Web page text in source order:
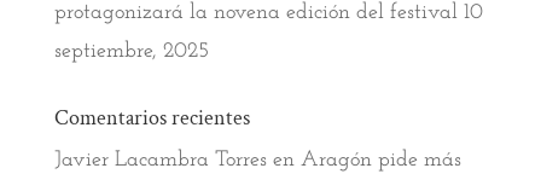
protagonizará la novena edición del festival 10
septiembre, 2025
Comentarios recientes
Javier Lacambra Torresen Aragón pide más